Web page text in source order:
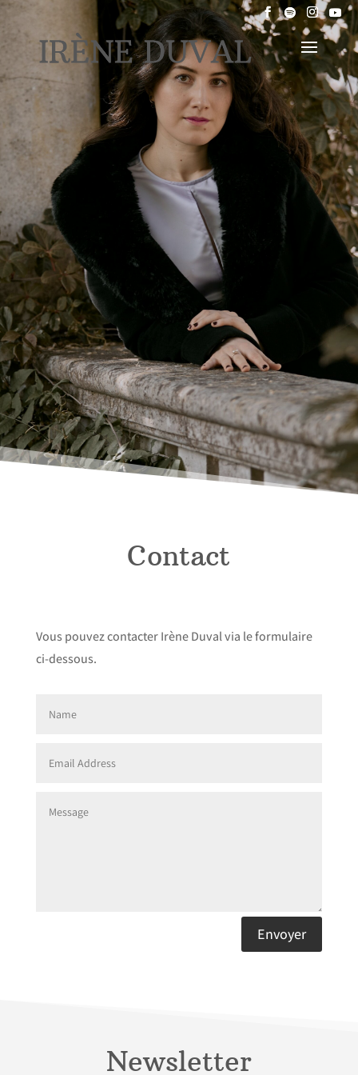
Contact
Vous pouvez contacter Irène Duval via le formulaire
ci-dessous.
Envoyer
Newsletter